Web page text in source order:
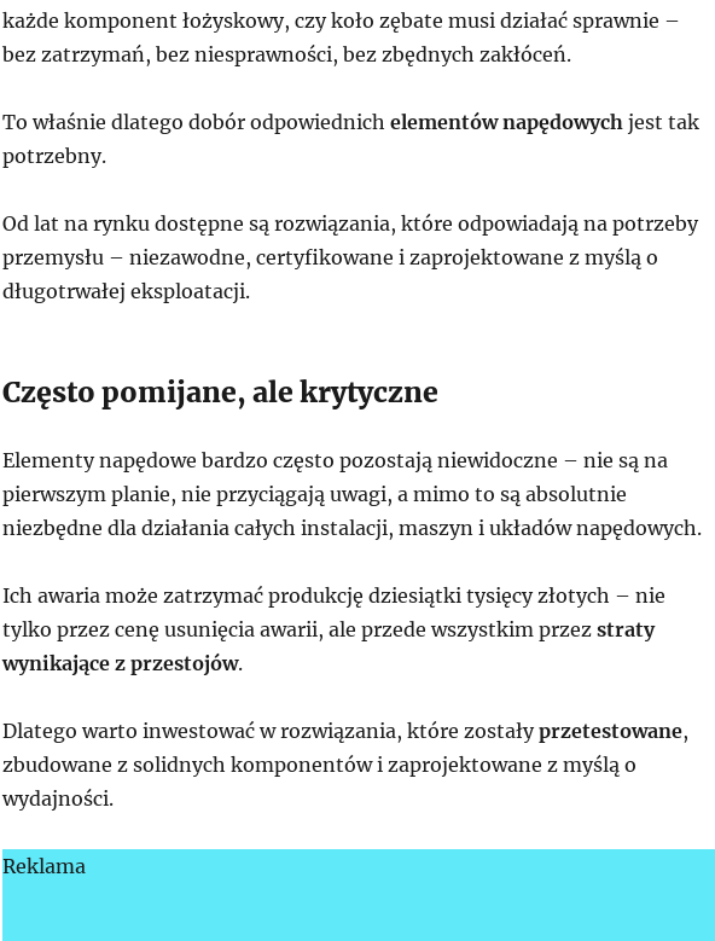
każde komponent łożyskowy, czy koło zębate musi działać sprawnie –
bez zatrzymań, bez niesprawności, bez zbędnych zakłóceń.
To właśnie dlatego dobór odpowiednich elementów napędowych jest tak
potrzebny.
Od lat na rynku dostępne są rozwiązania, które odpowiadają na potrzeby
przemysłu – niezawodne, certyfikowane i zaprojektowane z myślą o
długotrwałej eksploatacji.
Często pomijane, ale krytyczne
Elementy napędowe bardzo często pozostają niewidoczne – nie są na
pierwszym planie, nie przyciągają uwagi, a mimo to są absolutnie
niezbędne dla działania całych instalacji, maszyn i układów napędowych.
Ich awaria może zatrzymać produkcję dziesiątki tysięcy złotych – nie
tylko przez cenę usunięcia awarii, ale przede wszystkim przez straty
wynikające z przestojów.
Dlatego warto inwestować w rozwiązania, które zostałyprzetestowane,
zbudowane z solidnych komponentów i zaprojektowane z myślą o
wydajności.
Reklama